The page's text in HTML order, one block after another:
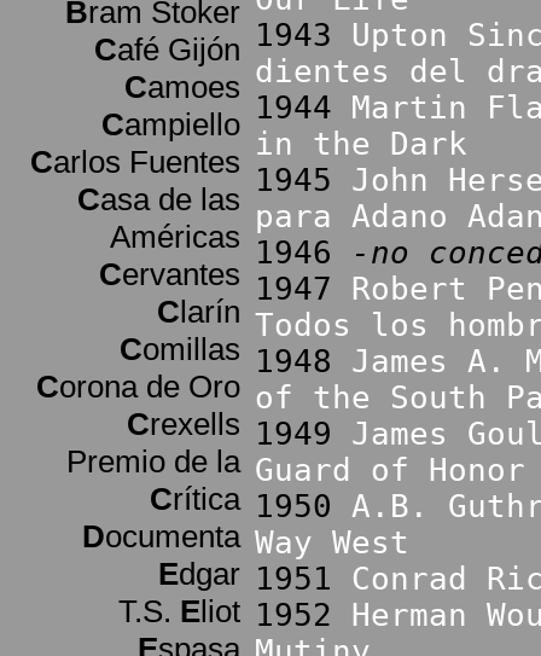
Bram Stoker
Café Gijón
Camoes
Campiello
Carlos Fuentes
Casa de las
Américas
Cervantes
Clarín
Comillas
Corona de Oro
Crexells
Premio de la
Crítica
Documenta
Edgar
T.S. Eliot
Espasa
1943 Upton
dientes del
1944 Martin
in the Dark
1945 John
para Adano
1946
-no
1947 Robert
Todos los
1948 James A.
of the South
1949 James
Guard of Honor
1950 A.B.
Way West
1951 Conrad
1952 Herman